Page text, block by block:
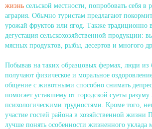
жизнь сельской местности, попробовать себя в
агрария. Обычно туристам предлагают
урожай фруктов или ягод. Также традиционно
дегустация сельскохозяйственной продукции:
мясных продуктов, рыбы, десертов и многого
Побывав на таких образцовых фермах, люди из
получают физическое и моральное
общение с животными способно снимать
помогает уставшему от городской суеты разуму
психологическими трудностями. Кроме того,
участие гостей района в хозяйственной жизни
лучше понять особенности жизненного уклада